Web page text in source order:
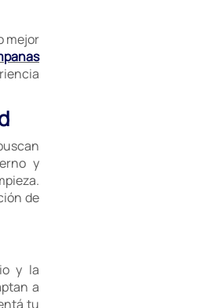
mejor
y
de
y la
a
tu